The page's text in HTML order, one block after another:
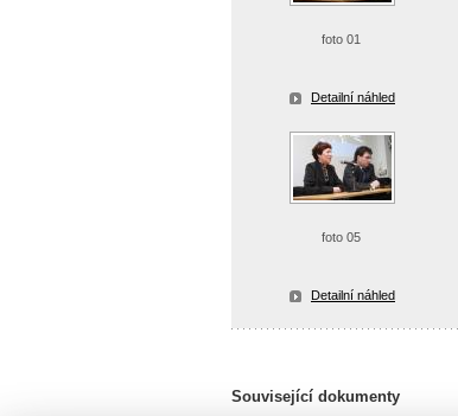
foto 01
Detailní náhled
foto 05
Detailní náhled
Související dokumenty